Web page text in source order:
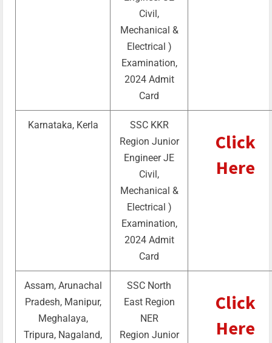
Civil,
Mechanical &
Electrical )
Examination,
2024 Admit
Card
Karnataka, Kerla
SSC KKR
Region Junior
Engineer JE
Civil,
Mechanical &
Electrical )
Examination,
2024 Admit
Card
Click
Here
Assam, Arunachal
Pradesh, Manipur,
Meghalaya,
Tripura, Nagaland,
SSC North
East Region
NER
Region Junior
Click
Here